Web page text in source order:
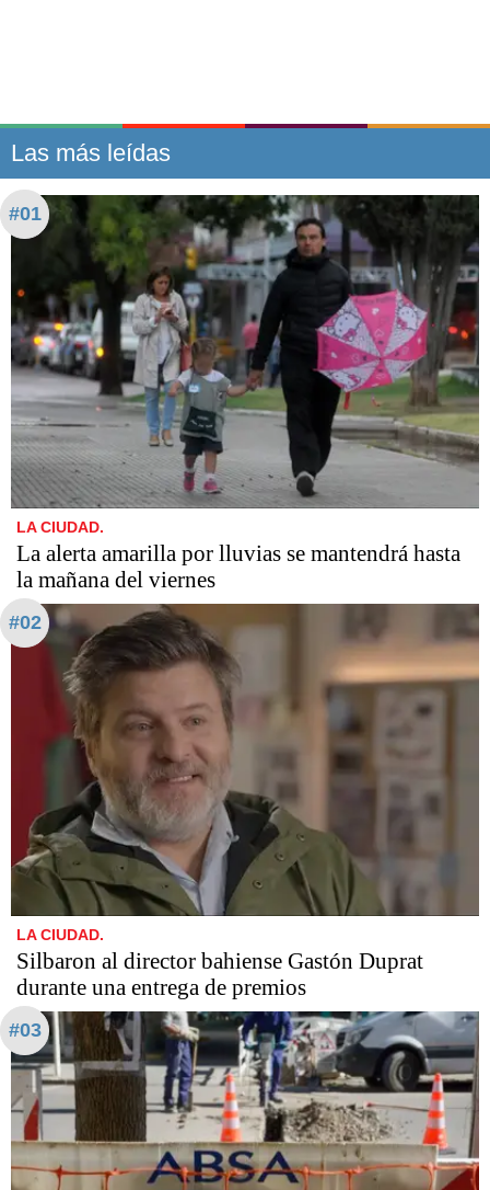
Las más leídas
#01
LA CIUDAD.
La alerta amarilla por lluvias se mantendrá hasta
la mañana del viernes
#02
LA CIUDAD.
Silbaron al director bahiense Gastón Duprat
durante una entrega de premios
#03